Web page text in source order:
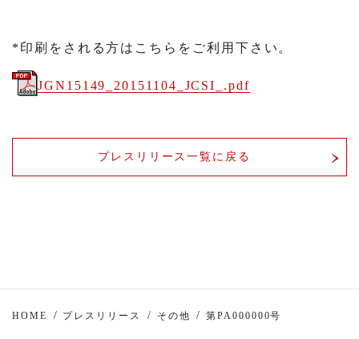
*印刷をされる方はこちらをご利用下さい。
JGN15149_20151104_JCSI_.pdf
プレスリリース一覧に戻る
HOME プレスリリース その他 第PA000000号